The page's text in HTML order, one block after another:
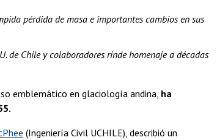
pérdida de masa e importantes cambios en sus
de Chile y colaboradores rinde homenaje a décadas
emblemático en glaciología andina, ha
(Ingeniería Civil UCHILE), describió un